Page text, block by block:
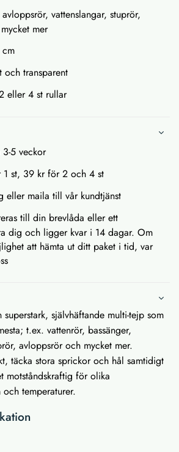
vattenslangar, stuprör,
mer
och transparent
eller 4 st rullar
3-5 veckor
1 st, 39 kr för 2 och 4 st
eller maila till vår kundtjänst
till din brevlåda eller ett
dig och ligger kvar i 14 dagar. Om
att hämta ut ditt paket i tid, var
självhäftande multi-tejp som
t.ex. vattenrör, bassänger,
avloppsrör och mycket mer.
täcka stora sprickor och hål samtidigt
motståndskraftig för olika
temperaturer.